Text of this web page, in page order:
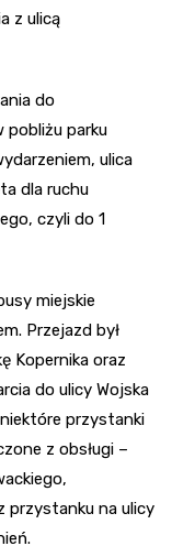
z ulicą
do
parku
ulica
dla ruchu
czyli do 1
miejskie
Przejazd był
Kopernika oraz
do ulicy Wojska
przystanki
z obsługi –
przystanku na ulicy